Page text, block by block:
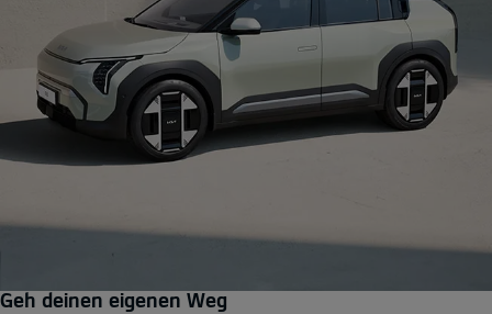
Geh deinen eigenen Weg